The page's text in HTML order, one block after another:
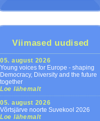
Viimased uudised
05. august 2026
Young voices for Europe - shaping
Democracy, Diversity and the future
together
Loe lähemalt
05. august 2026
Võrtsjärve noorte Suvekool 2026
Loe lähemalt